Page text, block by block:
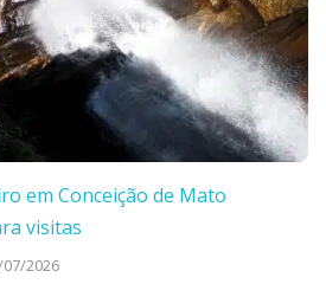
em Conceição de Mato
visitas
2026